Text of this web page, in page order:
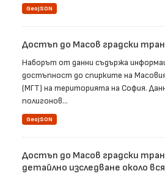
GeoJSON
Достъп до Масов градски
Наборът от данни съдържа
достъпност до спирките на
(МГТ) на територията на София.
полигонов...
GeoJSON
Достъп до Масов градски
детайлно изследване около